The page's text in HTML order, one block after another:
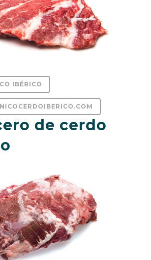
IBÉRICO
de cerdo